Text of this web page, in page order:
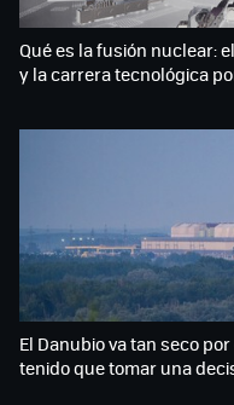
Qué es la fusión nuclear:
y la carrera tecnológica
El Danubio va tan seco
tenido que tomar una